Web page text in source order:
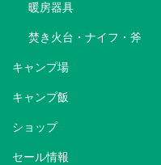
暖房器具
焚き火台・ナイフ・斧
キャンプ場
キャンプ飯
ショップ
セール情報